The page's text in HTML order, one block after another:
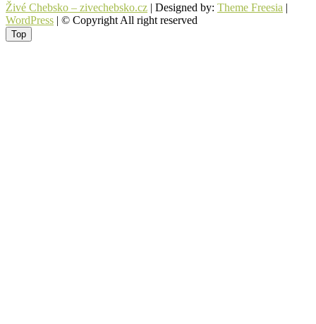
Živé Chebsko – zivechebsko.cz | Designed by: Theme Freesia |
WordPress | © Copyright All right reserved
Top